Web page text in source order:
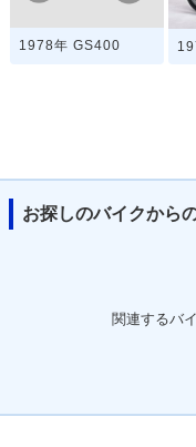
1978年 GS400
お探しのバイクから
関連するバ